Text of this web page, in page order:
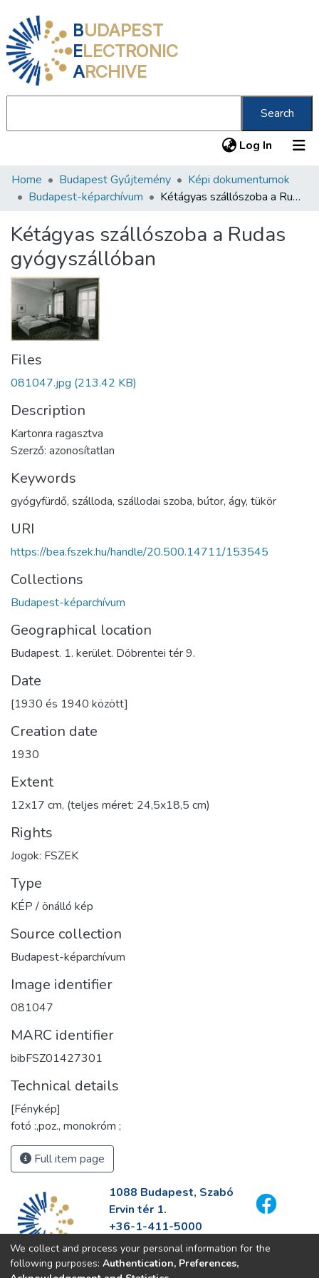
BUDAPEST
ELECTRONIC
ARCHIVE
Search
Log In (current)
Communities & Collections
Statistics
About us
Home Budapest Gyűjtemény
Képi dokumentumok
Budapest-képarchívum
Kétágyas szállószoba a Rudas gyógyszállóban
Kétágyas szállószoba a Rudas
gyógyszállóban
Files
081047.jpg (213.42 KB)
Description
Kartonra ragasztva
Szerző: azonosítatlan
Keywords
gyógyfürdő, szálloda, szállodai szoba, bútor, ágy, tükör
URI
https://bea.fszek.hu/handle/20.500.14711/153545
Collections
Budapest-képarchívum
Geographical location
Budapest. 1. kerület. Döbrentei tér 9.
Date
[1930 és 1940 között]
Creation date
1930
Extent
12x17 cm, (teljes méret: 24,5x18,5 cm)
Rights
Jogok: FSZEK
Type
KÉP / önálló kép
Source collection
Budapest-képarchívum
Image identifier
081047
MARC identifier
bibFSZ01427301
Technical details
[Fénykép]
fotó :,poz., monokróm ;
Full item page
1088 Budapest, Szabó
Ervin tér 1.
+36-1-411-5000
info@fszek.hu
https://fszek.hu
We collect and process your personal information for the
following purposes: Authentication, Preferences,